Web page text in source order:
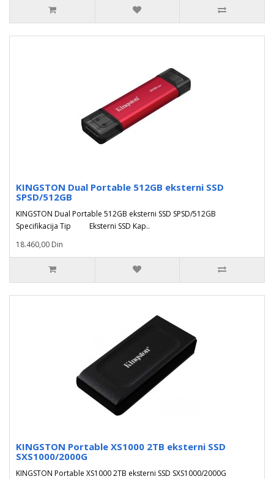
KINGSTON Dual Portable 512GB eksterni SSD
SPSD/512GB
KINGSTON Dual Portable 512GB eksterni SSD SPSD/512GB
Specifikacija Tip Eksterni SSD Kap..
18.460,00 Din
KINGSTON Portable XS1000 2TB eksterni SSD
SXS1000/2000G
KINGSTON Portable XS1000 2TB eksterni SSD SXS1000/2000G